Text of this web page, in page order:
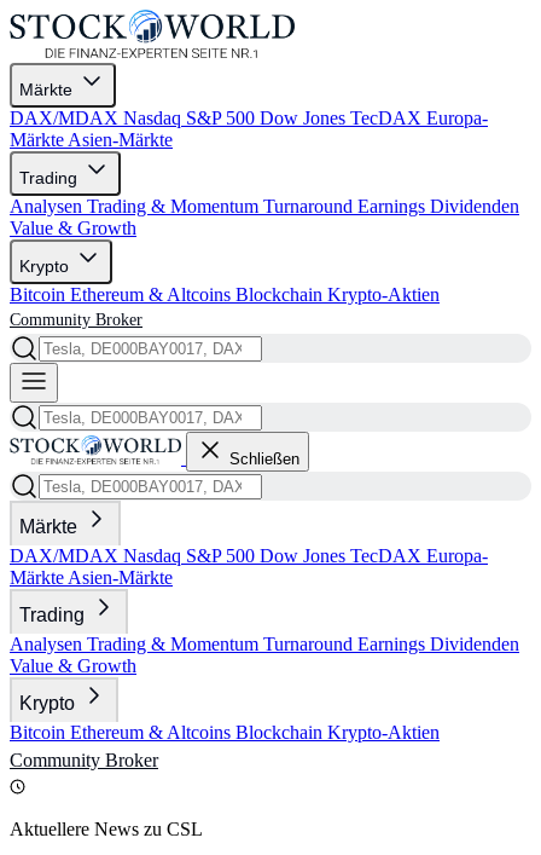
Märkte
DAX/MDAX Nasdaq S&P 500 Dow Jones TecDAX Europa-
Märkte Asien-Märkte
Trading
Analysen Trading & Momentum Turnaround Earnings Dividenden
Value & Growth
Krypto
Bitcoin Ethereum & Altcoins Blockchain Krypto-Aktien
Community Broker
Schließen
Märkte
DAX/MDAX Nasdaq S&P 500 Dow Jones TecDAX Europa-
Märkte Asien-Märkte
Trading
Analysen Trading & Momentum Turnaround Earnings Dividenden
Value & Growth
Krypto
Bitcoin Ethereum & Altcoins Blockchain Krypto-Aktien
Community Broker
Aktuellere News zu CSL